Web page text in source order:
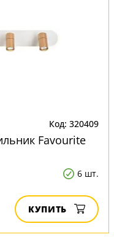
Код: 320409
Favourite
6 шт.
КУПИТЬ